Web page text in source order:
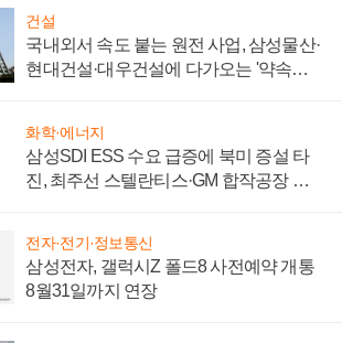
건설
국내외서 속도 붙는 원전 사업, 삼성물산·
현대건설·대우건설에 다가오는 '약속의
화학·에너지
삼성SDI ESS 수요 급증에 북미 증설 타
진, 최주선 스텔란티스·GM 합작공장 건
전자·전기·정보통신
삼성전자, 갤럭시Z 폴드8 사전예약 개통
8월31일까지 연장